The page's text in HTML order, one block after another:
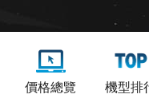
價格總覽 機型排